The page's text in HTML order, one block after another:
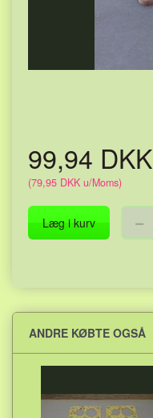
99,94 DKK
(79,95 DKK u/Moms)
Læg i kurv
ANDRE KØBTE OGSÅ